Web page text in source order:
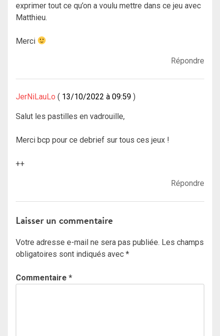
exprimer tout ce qu’on a voulu mettre dans ce jeu avec
Matthieu.
Merci
Répondre
JerNiLauLo 13/10/2022 à 09:59
Salut les pastilles en vadrouille,
Merci bcp pour ce debrief sur tous ces jeux !
++
Répondre
Laisser un commentaire
Votre adresse e-mail ne sera pas publiée. Les champs
obligatoires sont indiqués avec *
Commentaire *